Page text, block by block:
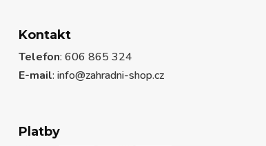
Kontakt
Telefon: 606 865 324
E-mail: info@zahradni-shop.cz
Platby